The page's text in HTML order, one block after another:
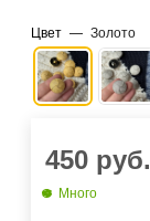
Цвет — Золото
450 руб.
Много